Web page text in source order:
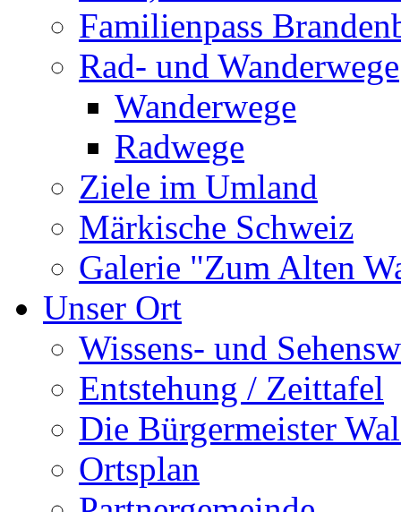
Familienpass
Rad- und Wanderwege
Wanderwege
Radwege
Ziele im Umland
Märkische Schweiz
Galerie "Zum Alten
Unser Ort
Wissens- und
Entstehung / Zeittafel
Die Bürgermeister
Ortsplan